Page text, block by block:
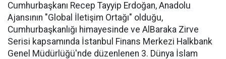
Cumhurbaşkanı Recep Tayyip Erdoğan, Anadolu
Ajansının "Global İletişim Ortağı" olduğu,
Cumhurbaşkanlığı himayesinde ve AlBaraka Zirve
Serisi kapsamında İstanbul Finans Merkezi Halkbank
Genel Müdürlüğü'nde düzenlenen 3. Dünya İslam